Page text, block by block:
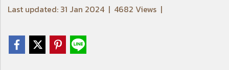
Last updated: 31 Jan 2024 | 4682 Views |